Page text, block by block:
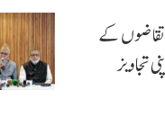
تقاضوں کے
تجاویز